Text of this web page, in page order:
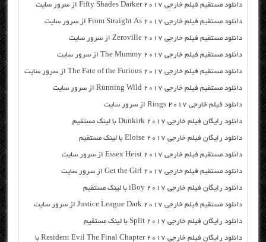
دانلود مستقیم فیلم خارجی Fifty Shades Darker 2017 از سرور سایت
دانلود مستقیم فیلم خارجی From Straight As 2017 از سرور سایت
دانلود مستقیم فیلم خارجی Zeroville 2017 از سرور سایت
دانلود مستقیم فیلم خارجی The Mummy 2017 از سرور سایت
دانلود مستقیم فیلم خارجی The Fate of the Furious 2017 از سرور سایت
دانلود مستقیم فیلم خارجی Running Wild 2017 از سرور سایت
دانلود فیلم خارجی Rings 2017 از سرور سایت
دانلود رایگان فیلم خارجی Dunkirk 2017 با لینک مستقیم
دانلود رایگان فیلم خارجی Eloise 2017 با لینک مستقیم
دانلود مستقیم فیلم خارجی Essex Heist 2017 از سرور سایت
دانلود مستقیم فیلم خارجی Get the Girl 2017 از سرور سایت
دانلود رایگان فیلم خارجی iBoy 2017 با لینک مستقیم
دانلود مستقیم فیلم خارجی Justice League Dark 2017 از سرور سایت
دانلود رایگان فیلم خارجی Split 2017 با لینک مستقیم
دانلود رایگان فیلم خارجی Resident Evil The Final Chapter 2017 با